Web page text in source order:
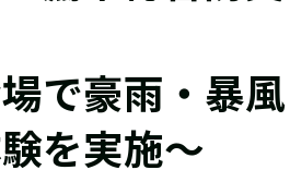
で豪雨・暴風
を実施～